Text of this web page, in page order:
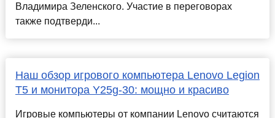
Владимира Зеленского. Участие в переговорах
также подтверди...
Наш обзор игрового компьютера Lenovo Legion
T5 и монитора Y25g-30: мощно и красиво
Игровые компьютеры от компании Lenovo считаются